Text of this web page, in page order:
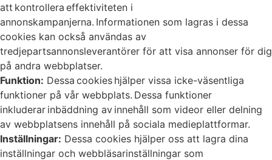
att kontrollera effektiviteten i
annonskampanjerna. Informationen som lagras i dessa
cookies kan också användas av
tredjepartsannonsleverantörer för att visa annonser för dig
på andra webbplatser.
Funktion: Dessa cookies hjälper vissa icke-väsentliga
funktioner på vår webbplats. Dessa funktioner
inkluderar inbäddning av innehåll som videor eller delning
av webbplatsens innehåll på sociala medieplattformar.
Inställningar: Dessa cookies hjälper oss att lagra dina
inställningar och webbläsarinställningar som